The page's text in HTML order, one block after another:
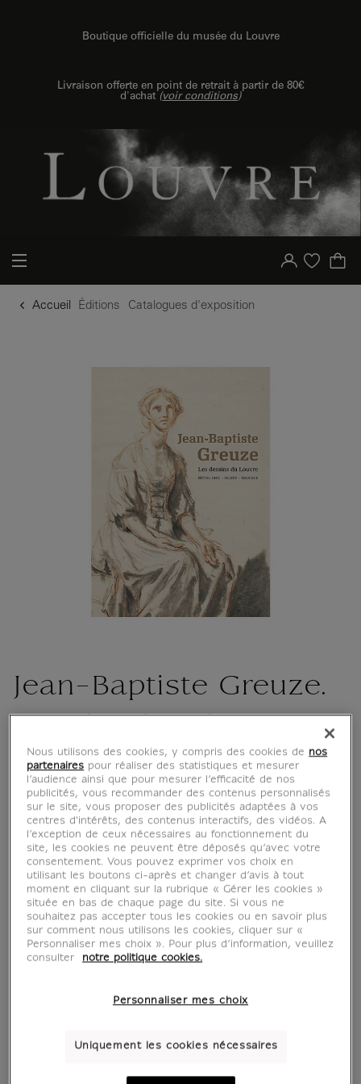
Boutique officielle du musée du Louvre
Livraison offerte en point de retrait à partir de 80€
d'achat (voir conditions)
Votre compte
Liste d'achat
Accueil Éditions Catalogues d'exposition
Jean-Baptiste Greuze.
Les dessins du Louvre
- Catalogue
d'exposition
MX043428
Jean-Baptiste Greuze à Tournus... quoi de plus
naturel !
À l'occasion du trois-centième anniversaire de
la naissance de l'artiste en 1725, la célèbre
cité bourguignonne où il vit le jour s'associe
hommage mérité. Sélectionnées parmi la riche
Nous utilisons des cookies, y compris des cookies de nos
partenaires pour réaliser des statistiques et mesurer
l’audience ainsi que pour mesurer l’efficacité de nos
publicités, vous recommander des contenus personnalisés
sur le site, vous proposer des publicités adaptées à vos
centres d'intérêts, des contenus interactifs, des vidéos. A
l’exception de ceux nécessaires au fonctionnement du
site, les cookies ne peuvent être déposés qu’avec votre
consentement. Vous pouvez exprimer vos choix en
utilisant les boutons ci-après et changer d’avis à tout
moment en cliquant sur la rubrique « Gérer les cookies »
située en bas de chaque page du site. Si vous ne
souhaitez pas accepter tous les cookies ou en savoir plus
sur comment nous utilisons les cookies, cliquer sur «
Personnaliser mes choix ». Pour plus d’information, veuillez
consulter
notre politique cookies.
Personnaliser mes choix
Uniquement les cookies nécessaires